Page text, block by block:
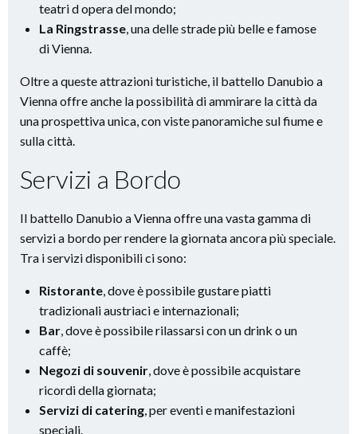
teatri d opera del mondo;
La Ringstrasse, una delle strade più belle e famose
di Vienna.
Oltre a queste attrazioni turistiche, il battello Danubio a
Vienna offre anche la possibilità di ammirare la città da
una prospettiva unica, con viste panoramiche sul fiume e
sulla città.
Servizi a Bordo
Il battello Danubio a Vienna offre una vasta gamma di
servizi a bordo per rendere la giornata ancora più speciale.
Tra i servizi disponibili ci sono:
Ristorante, dove è possibile gustare piatti
tradizionali austriaci e internazionali;
Bar, dove è possibile rilassarsi con un drink o un
caffè;
Negozi di souvenir, dove è possibile acquistare
ricordi della giornata;
Servizi di catering, per eventi e manifestazioni
speciali.